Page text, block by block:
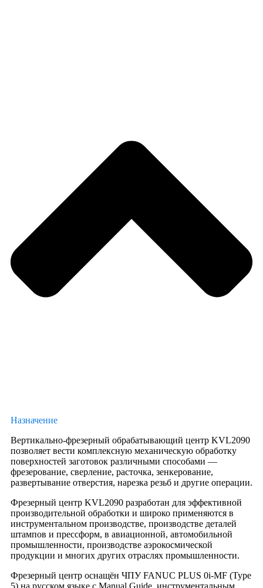
Назначение
Вертикально-фрезерный обрабатывающий центр KVL2090
позволяет вести комплексную механическую обработку
поверхностей заготовок различными способами —
фрезерование, сверление, расточка, зенкерование,
развертывание отверстия, нарезка резьб и другие операции.
Фрезерный центр KVL2090 разработан для эффективной
производительной обработки и широко применяются в
инструментальном производстве, производстве деталей
штампов и прессформ, в авиационной, автомобильной
промышленности, производстве аэрокосмической
продукции и многих других отраслях промышленности.
Фрезерный центр оснащён ЧПУ FANUC PLUS 0i-MF (Type